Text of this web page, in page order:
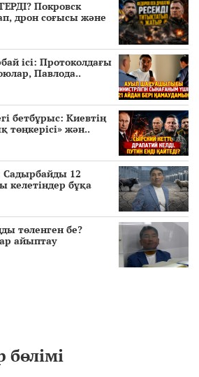
Покровск
дрон соғысы және
ісі: Протоколдағы
Павлода..
бетбұрыс: Киевтің
төңкерісі» жән..
Садырбайды 12
келетіндер бұқа
төленген бе?
айыптау